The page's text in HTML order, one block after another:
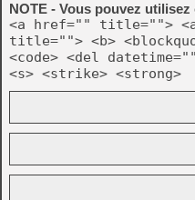
NOTE - Vous pouvez
<a href="" title="">
title=""> <b>
<code> <del
<s> <strike> <strong>